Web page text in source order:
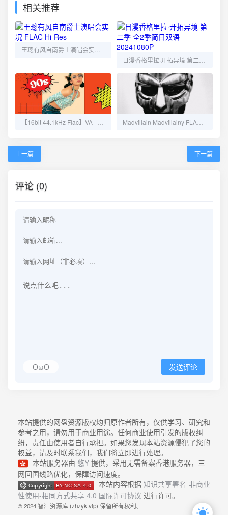
相关推荐
上一篇 下一篇
评论 (0)
OωO 发送评论
本站提供的网盘资源版权均归原作者所有，仅供学习、研究和
参考之用，请勿用于商业用途。任何商业使用引发的版权纠
纷，责任由使用者自行承担。如果您发现本站资源侵犯了您的
权益，请及时联系我们，我们将立即进行处理。
本站服务器由 悠Y 提供，采用无需备案香港服务器，三
网回国线路优化，保障访问速度。
本站内容根据 知识共享署名-非商业
性使用-相同方式共享 4.0 国际许可协议 进行许可。
© 2024 智汇资源库 (zhzyk.vip) 保留所有权利。